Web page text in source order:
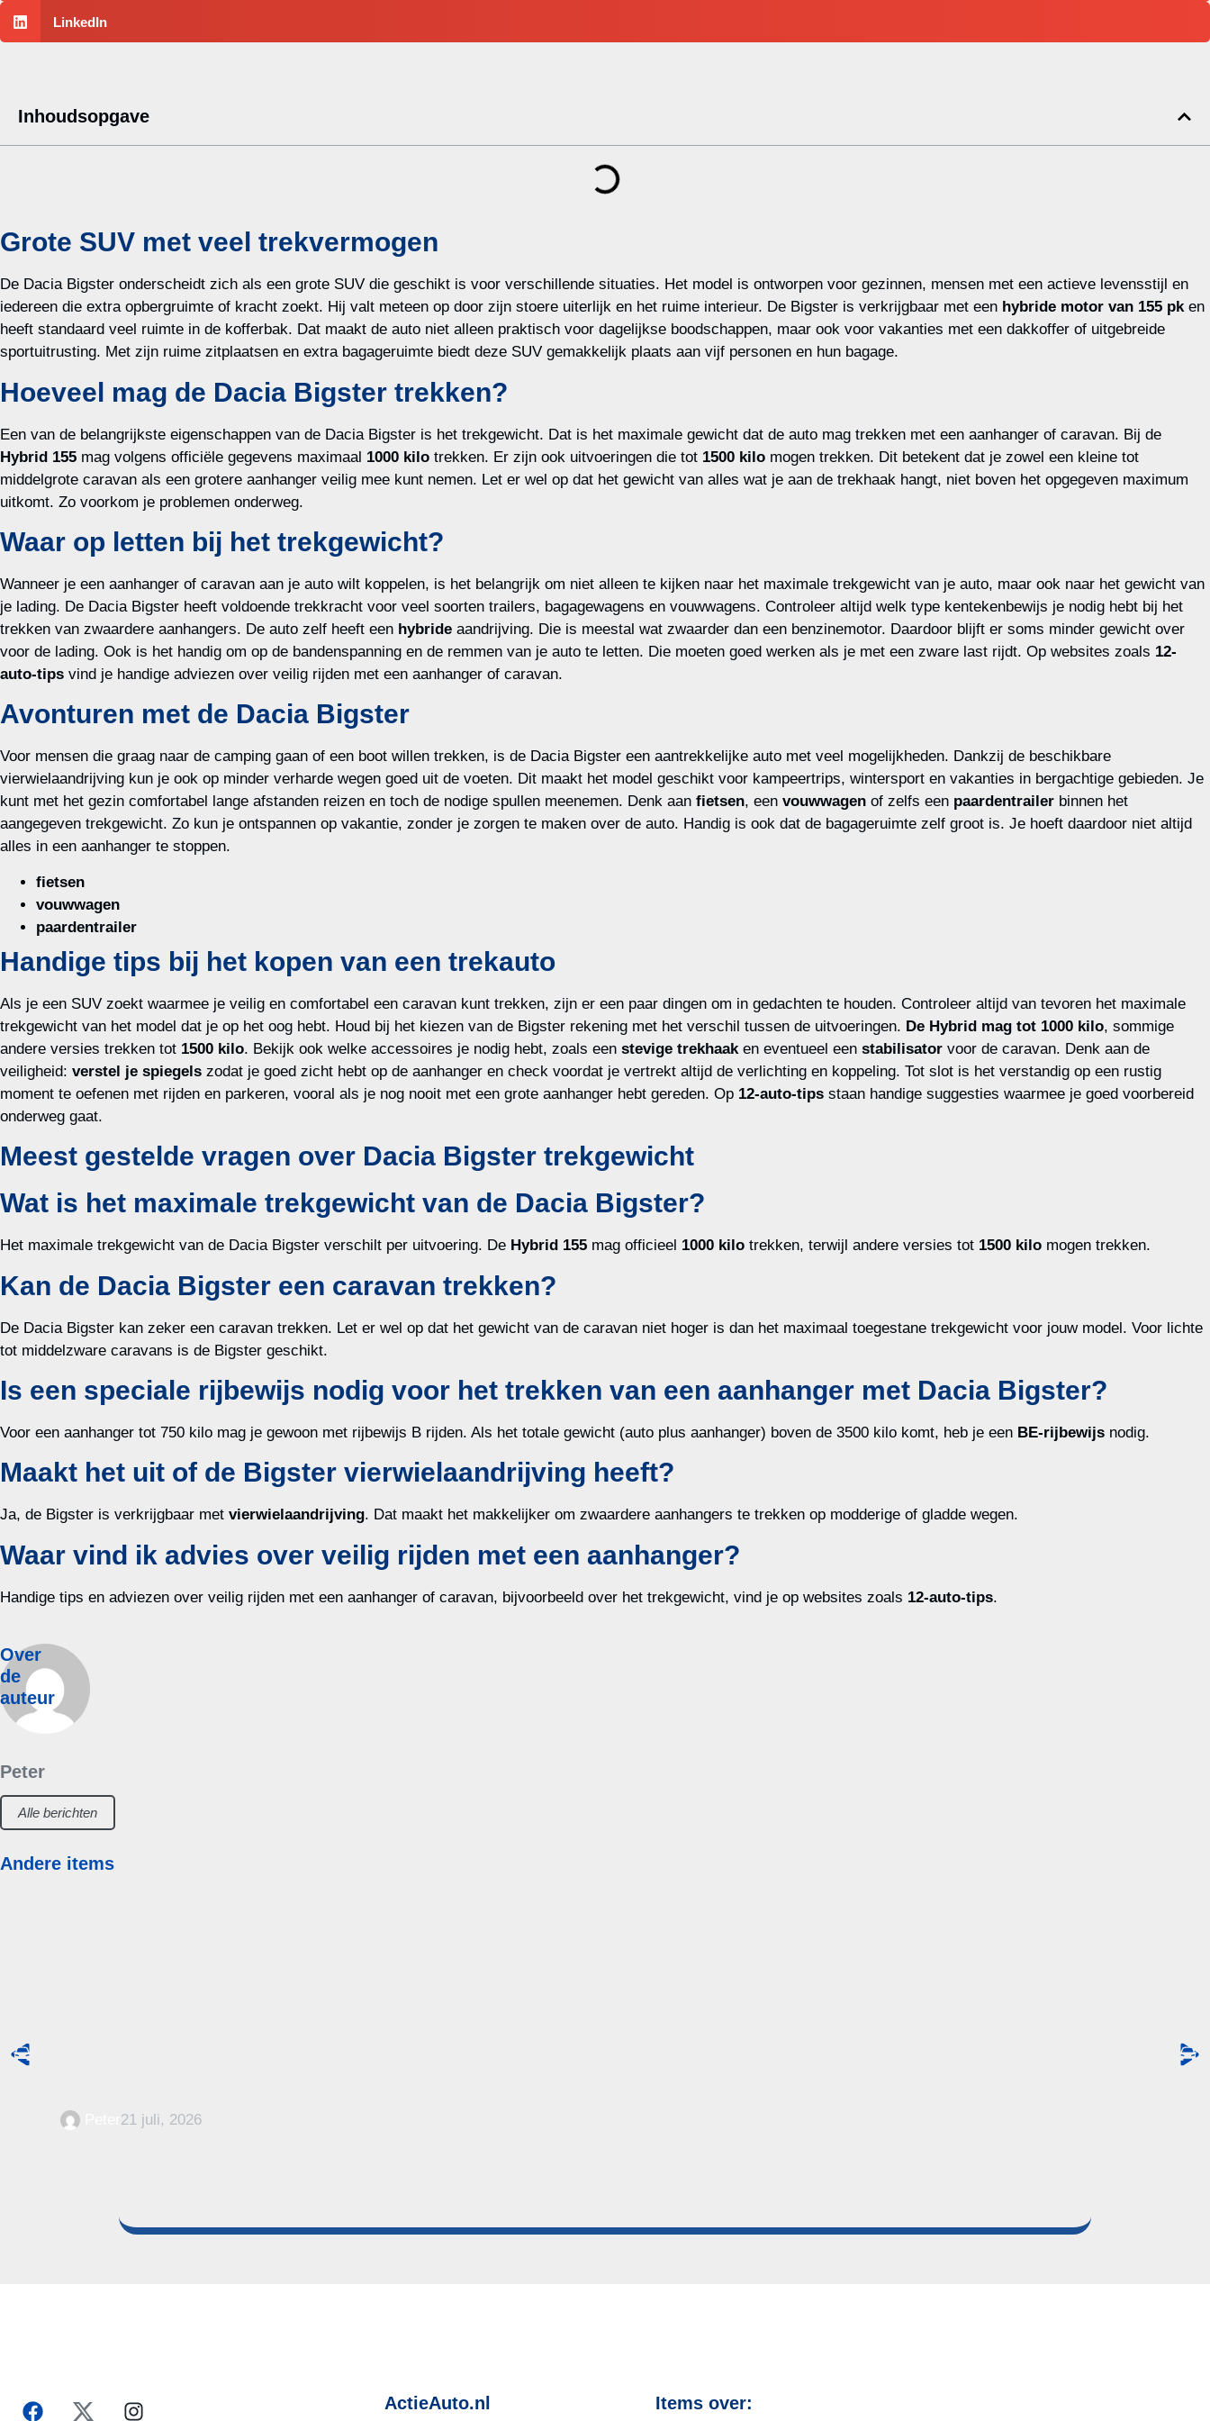
LinkedIn
Inhoudsopgave
Grote SUV met veel trekvermogen
De Dacia Bigster onderscheidt zich als een grote SUV die geschikt is voor verschillende situaties. Het model is ontworpen voor gezinnen, mensen met een actieve levensstijl en
iedereen die extra opbergruimte of kracht zoekt. Hij valt meteen op door zijn stoere uiterlijk en het ruime interieur. De Bigster is verkrijgbaar met een hybride motor van 155 pken
heeft standaard veel ruimte in de kofferbak. Dat maakt de auto niet alleen praktisch voor dagelijkse boodschappen, maar ook voor vakanties met een dakkoffer of uitgebreide
sportuitrusting. Met zijn ruime zitplaatsen en extra bagageruimte biedt deze SUV gemakkelijk plaats aan vijf personen en hun bagage.
Hoeveel mag de Dacia Bigster trekken?
Een van de belangrijkste eigenschappen van de Dacia Bigster is het trekgewicht. Dat is het maximale gewicht dat de auto mag trekken met een aanhanger of caravan. Bij de
Hybrid 155 mag volgens officiële gegevens maximaal 1000 kilo trekken. Er zijn ook uitvoeringen die tot 1500 kilo mogen trekken. Dit betekent dat je zowel een kleine tot
middelgrote caravan als een grotere aanhanger veilig mee kunt nemen. Let er wel op dat het gewicht van alles wat je aan de trekhaak hangt, niet boven het opgegeven maximum
uitkomt. Zo voorkom je problemen onderweg.
Waar op letten bij het trekgewicht?
Wanneer je een aanhanger of caravan aan je auto wilt koppelen, is het belangrijk om niet alleen te kijken naar het maximale trekgewicht van je auto, maar ook naar het gewicht van
je lading. De Dacia Bigster heeft voldoende trekkracht voor veel soorten trailers, bagagewagens en vouwwagens. Controleer altijd welk type kentekenbewijs je nodig hebt bij het
trekken van zwaardere aanhangers. De auto zelf heeft een hybride aandrijving. Die is meestal wat zwaarder dan een benzinemotor. Daardoor blijft er soms minder gewicht over
voor de lading. Ook is het handig om op de bandenspanning en de remmen van je auto te letten. Die moeten goed werken als je met een zware last rijdt. Op websites zoals 12-
auto-tips vind je handige adviezen over veilig rijden met een aanhanger of caravan.
Avonturen met de Dacia Bigster
Voor mensen die graag naar de camping gaan of een boot willen trekken, is de Dacia Bigster een aantrekkelijke auto met veel mogelijkheden. Dankzij de beschikbare
vierwielaandrijving kun je ook op minder verharde wegen goed uit de voeten. Dit maakt het model geschikt voor kampeertrips, wintersport en vakanties in bergachtige gebieden. Je
kunt met het gezin comfortabel lange afstanden reizen en toch de nodige spullen meenemen. Denk aan fietsen, een vouwwagen of zelfs een paardentrailer binnen het
aangegeven trekgewicht. Zo kun je ontspannen op vakantie, zonder je zorgen te maken over de auto. Handig is ook dat de bagageruimte zelf groot is. Je hoeft daardoor niet altijd
alles in een aanhanger te stoppen.
fietsen
vouwwagen
paardentrailer
Handige tips bij het kopen van een trekauto
Als je een SUV zoekt waarmee je veilig en comfortabel een caravan kunt trekken, zijn er een paar dingen om in gedachten te houden. Controleer altijd van tevoren het maximale
trekgewicht van het model dat je op het oog hebt. Houd bij het kiezen van de Bigster rekening met het verschil tussen de uitvoeringen. De Hybrid mag tot 1000 kilo, sommige
andere versies trekken tot 1500 kilo. Bekijk ook welke accessoires je nodig hebt, zoals een stevige trekhaak en eventueel een stabilisator voor de caravan. Denk aan de
veiligheid: verstel je spiegels zodat je goed zicht hebt op de aanhanger en check voordat je vertrekt altijd de verlichting en koppeling. Tot slot is het verstandig op een rustig
moment te oefenen met rijden en parkeren, vooral als je nog nooit met een grote aanhanger hebt gereden. Op 12-auto-tips staan handige suggesties waarmee je goed voorbereid
onderweg gaat.
Meest gestelde vragen over Dacia Bigster trekgewicht
Wat is het maximale trekgewicht van de Dacia Bigster?
Het maximale trekgewicht van de Dacia Bigster verschilt per uitvoering. De Hybrid 155 mag officieel 1000 kilo trekken, terwijl andere versies tot 1500 kilo mogen trekken.
Kan de Dacia Bigster een caravan trekken?
De Dacia Bigster kan zeker een caravan trekken. Let er wel op dat het gewicht van de caravan niet hoger is dan het maximaal toegestane trekgewicht voor jouw model. Voor lichte
tot middelzware caravans is de Bigster geschikt.
Is een speciale rijbewijs nodig voor het trekken van een aanhanger met Dacia Bigster?
Voor een aanhanger tot 750 kilo mag je gewoon met rijbewijs B rijden. Als het totale gewicht (auto plus aanhanger) boven de 3500 kilo komt, heb je een BE-rijbewijs nodig.
Maakt het uit of de Bigster vierwielaandrijving heeft?
Ja, de Bigster is verkrijgbaar met vierwielaandrijving. Dat maakt het makkelijker om zwaardere aanhangers te trekken op modderige of gladde wegen.
Waar vind ik advies over veilig rijden met een aanhanger?
Handige tips en adviezen over veilig rijden met een aanhanger of caravan, bijvoorbeeld over het trekgewicht, vind je op websites zoals 12-auto-tips.
Over
de
auteur
Peter
Alle berichten
Andere items
21 juli, 2026
ActieAuto.nl Items over: